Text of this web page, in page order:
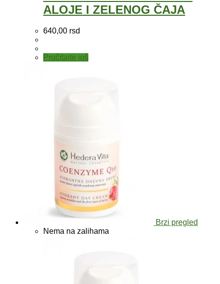
ALOJE I ZELENOG ČAJA
640,00 rsd
Pročitajte još
Brzi pregled
Nema na zalihama